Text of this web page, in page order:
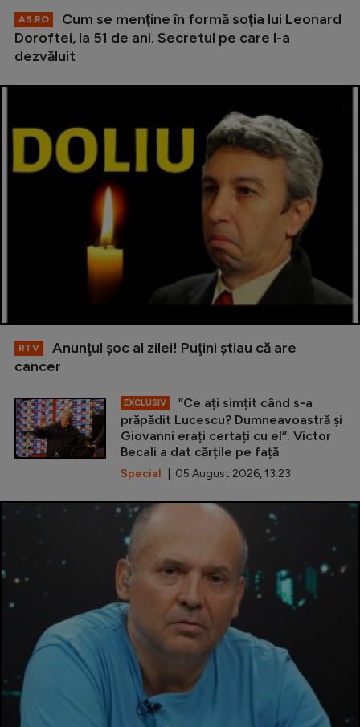
AS.RO
Cum se menţine în formă soţia lui Leonard
Doroftei, la 51 de ani. Secretul pe care l-a
dezvăluit
RTV
Anunţul şoc al zilei! Puţini ştiau că are
cancer
EXCLUSIV
”Ce ați simțit când s-a
prăpădit Lucescu? Dumneavoastră și
Giovanni erați certați cu el”. Victor
Becali a dat cărțile pe față
Special | 05 August 2026, 13:23